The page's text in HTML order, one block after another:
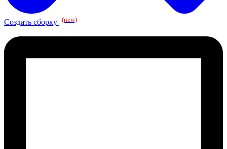
Создать сборку (new)